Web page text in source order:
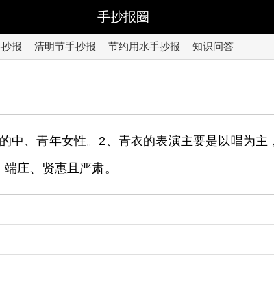
手抄报圈
报 清明节手抄报 节约用水手抄报 知识问答
中、青年女性。2、青衣的表演主要是以唱为
庄、贤惠且严肃。